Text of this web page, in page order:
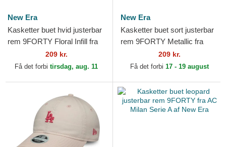
New Era
Kasketter buet hvid justerbar
rem 9FORTY Floral Infill fra
New York Yankees MLB af
New Era
209 kr.
Få det forbi tirsdag, aug. 11
New Era
Kasketter buet sort justerbar
rem 9FORTY Metallic fra
New York Yankees MLB af
New Era
209 kr.
Få det forbi 17 - 19 august